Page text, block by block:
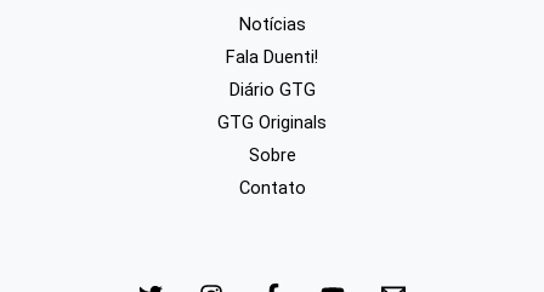
Notícias
Fala Duenti!
Diário GTG
GTG Originals
Sobre
Contato